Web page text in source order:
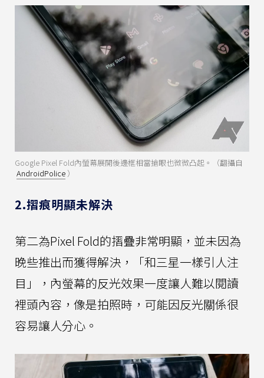
Google Pixel Fold內螢幕展開後邊框相當搶眼也微微凸起。（翻攝自
AndroidPolice ）
2.摺痕明顯未解決
第二為Pixel Fold的摺疊非常明顯，並未因為
晚些推出而獲得解決，「和三星一樣引人注
目」，內螢幕的反光效果一度讓人難以閱讀
裡頭內容，像是拍照時，可能因反光關係很
容易讓人分心。